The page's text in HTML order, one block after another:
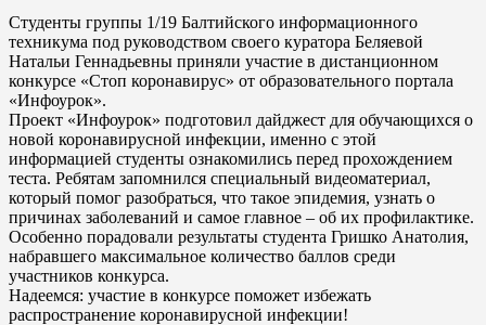
Студенты группы 1/19 Балтийского информационного
техникума под руководством своего куратора Беляевой
Натальи Геннадьевны приняли участие в дистанционном
конкурсе «Стоп коронавирус» от образовательного портала
«Инфоурок».
Проект «Инфоурок» подготовил дайджест для обучающихся о
новой коронавирусной инфекции, именно с этой
информацией студенты ознакомились перед прохождением
теста. Ребятам запомнился специальный видеоматериал,
который помог разобраться, что такое эпидемия, узнать о
причинах заболеваний и самое главное – об их профилактике.
Особенно порадовали результаты студента Гришко Анатолия,
набравшего максимальное количество баллов среди
участников конкурса.
Надеемся: участие в конкурсе поможет избежать
распространение коронавирусной инфекции!